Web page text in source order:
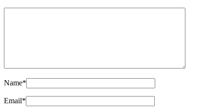
Name*
Email*